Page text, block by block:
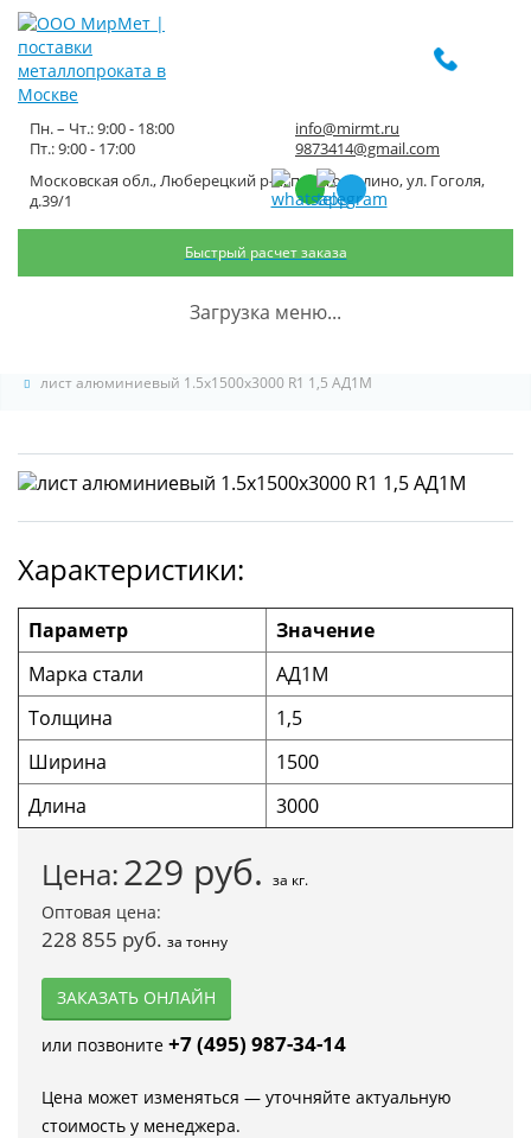
Московская обл., Люберецкий р-н, пос. Томилино, ул. Гоголя,
д.39/1
Пн. – Чт.: 9:00 - 18:00
Пт.: 9:00 - 17:00
info@mirmt.ru
9873414@gmail.com
Быстрый расчет заказа
Загрузка меню...
лист алюминиевый
1.5x1500x3000 R1 1,5 АД1М
лист алюминиевый 1.5x1500x3000 R1 1,5 АД1М
Характеристики:
Параметр
Значение
Марка стали
АД1М
Толщина
1,5
Ширина
1500
Длина
3000
Цена:229 руб. за кг.
Оптовая цена:
228 855 руб. за тонну
ЗАКАЗАТЬ ОНЛАЙН
или позвоните +7 (495) 987-34-14
Цена может изменяться — уточняйте актуальную
стоимость у менеджера.